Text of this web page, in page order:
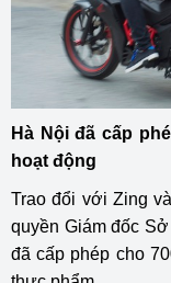
Hà Nội đã cấp
hoạt động
Trao đổi với Zing
quyền Giám đốc
đã cấp phép cho